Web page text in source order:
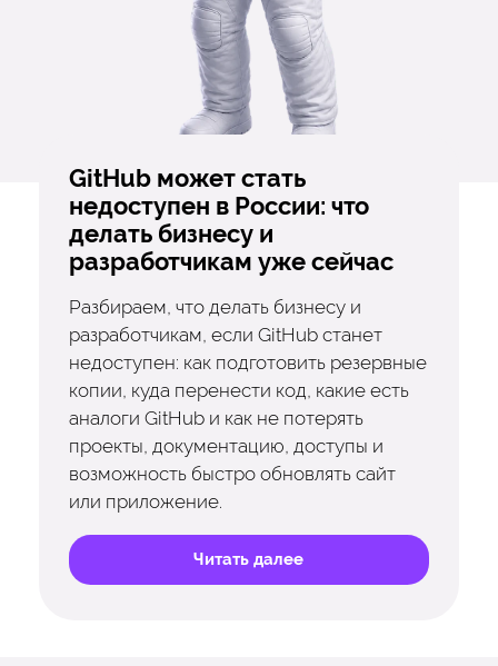
GitHub может стать
недоступен в России: что
делать бизнесу и
разработчикам уже сейчас
Разбираем, что делать бизнесу и
разработчикам, если GitHub станет
недоступен: как подготовить резервные
копии, куда перенести код, какие есть
аналоги GitHub и как не потерять
проекты, документацию, доступы и
возможность быстро обновлять сайт
или приложение.
Читать далее